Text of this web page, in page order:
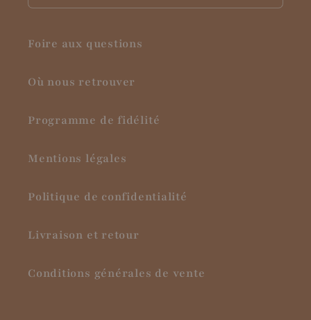
Foire aux questions
Où nous retrouver
Programme de fidélité
Mentions légales
Politique de confidentialité
Livraison et retour
Conditions générales de vente